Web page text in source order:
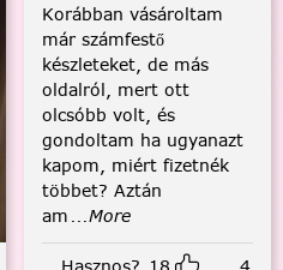
Korábban vásároltam
már számfestő
készleteket, de más
oldalról, mert ott
olcsóbb volt, és
gondoltam ha ugyanazt
kapom, miért fizetnék
többet? Aztán
am ...More